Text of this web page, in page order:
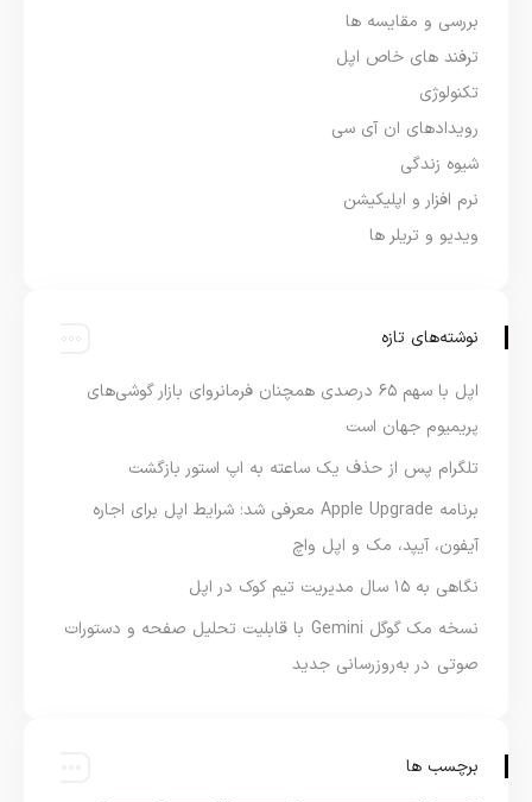
بررسی و مقایسه ها
ترفند های خاص اپل
تکنولوژی
رویدادهای ان آی سی
شیوه زندگی
نرم افزار و اپلیکیشن
ویدیو و تریلر ها
نوشته‌های تازه
اپل با سهم ۶۵ درصدی همچنان فرمانروای بازار گوشی‌های
پریمیوم جهان است
تلگرام پس از حذف یک ساعته به اپ استور بازگشت
برنامه Apple Upgrade معرفی شد؛ شرایط اپل برای اجاره
آیفون، آیپد، مک و اپل واچ
نگاهی به ۱۵ سال مدیریت تیم کوک در اپل
نسخه مک گوگل Gemini با قابلیت تحلیل صفحه و دستورات
صوتی در به‌روزرسانی جدید
برچسب ها